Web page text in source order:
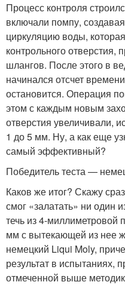
Процесс контроля
включали помпу,
циркуляцию воды,
контрольного отверстия,
шлангов. После этого в
начинался отсчет
остановится. Операция
этом с каждым новым
отверстия увеличивали,
1 до 5 мм. Ну, а как еще
самый эффективный?
Победитель теста —
Каков же итог? Скажу
смог «залатать» ни один
течь из 4-миллиметровой
мм с вытекающей из нее
немецкий Liqui Moly,
результат в испытаниях,
отмеченной выше